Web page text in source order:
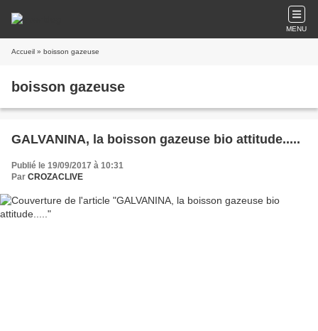
MENU
Accueil » boisson gazeuse
boisson gazeuse
GALVANINA, la boisson gazeuse bio attitude.....
Publié le 19/09/2017 à 10:31
Par CROZACLIVE